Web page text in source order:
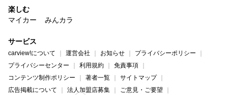
楽しむ
マイカー
みんカラ
サービス
carview!について 運営会社 お知らせ
プライバシーポリシー
プライバシーセンター
利用規約
免責事項
コンテンツ制作ポリシー
著者一覧
サイトマップ
広告掲載について
法人加盟店募集 ご意見・ご要望